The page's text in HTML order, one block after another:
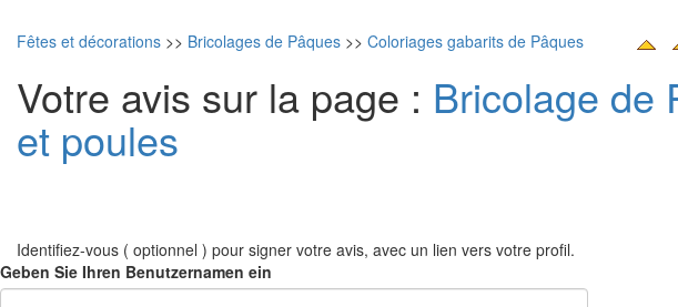
Fêtes et décorations >> Bricolages de Pâques >> Coloriages gabarits de Pâques
Votre avis sur la page : Bricolage de
et poules
Identifiez-vous ( optionnel ) pour signer votre avis, avec un lien vers votre profil.
Geben Sie Ihren Benutzernamen ein